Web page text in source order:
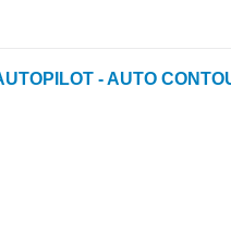
- AUTO